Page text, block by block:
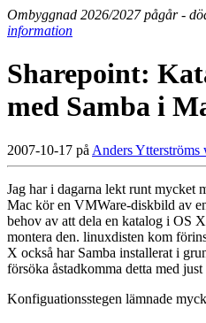
Ombyggnad 2026/2027 pågår -
information
Sharepoint:
med Samba i
2007-10-17 på Anders Ytterströms
Jag har i dagarna lekt runt mycket
Mac kör en VMWare-diskbild av
behov av att dela en katalog i OS
montera den. linuxdisten kom
X också har Samba installerat i
försöka åstadkomma detta med just
Konfiguationsstegen lämnade